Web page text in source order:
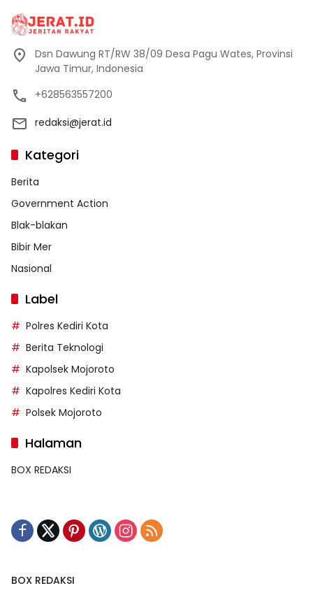
Dsn Dawung RT/RW 38/09 Desa Pagu Wates, Provinsi
Jawa Timur, Indonesia
+628563557200
redaksi@jerat.id
Kategori
Berita
Government Action
Blak-blakan
Bibir Mer
Nasional
Label
Polres Kediri Kota
Berita Teknologi
Kapolsek Mojoroto
Kapolres Kediri Kota
Polsek Mojoroto
Halaman
BOX REDAKSI
BOX REDAKSI